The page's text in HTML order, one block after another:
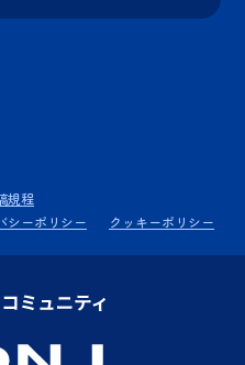
規程
シーポリシー クッキーポリシー